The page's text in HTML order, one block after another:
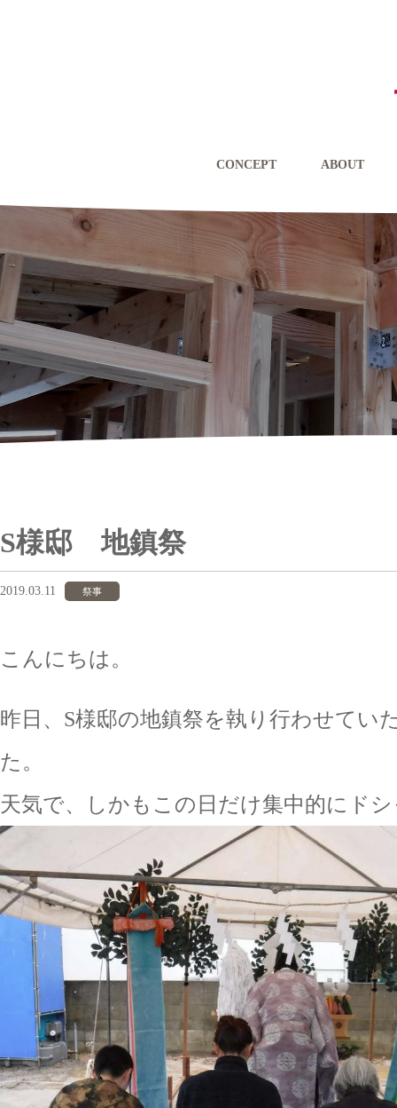
CONCEPT ABOUT
S様邸 地鎮祭
2019.03.11 祭事
こんにちは。
昨日、S様邸の地鎮祭を執り行わせてい
た。 あい
天気で、しかもこの日だけ集中的にド